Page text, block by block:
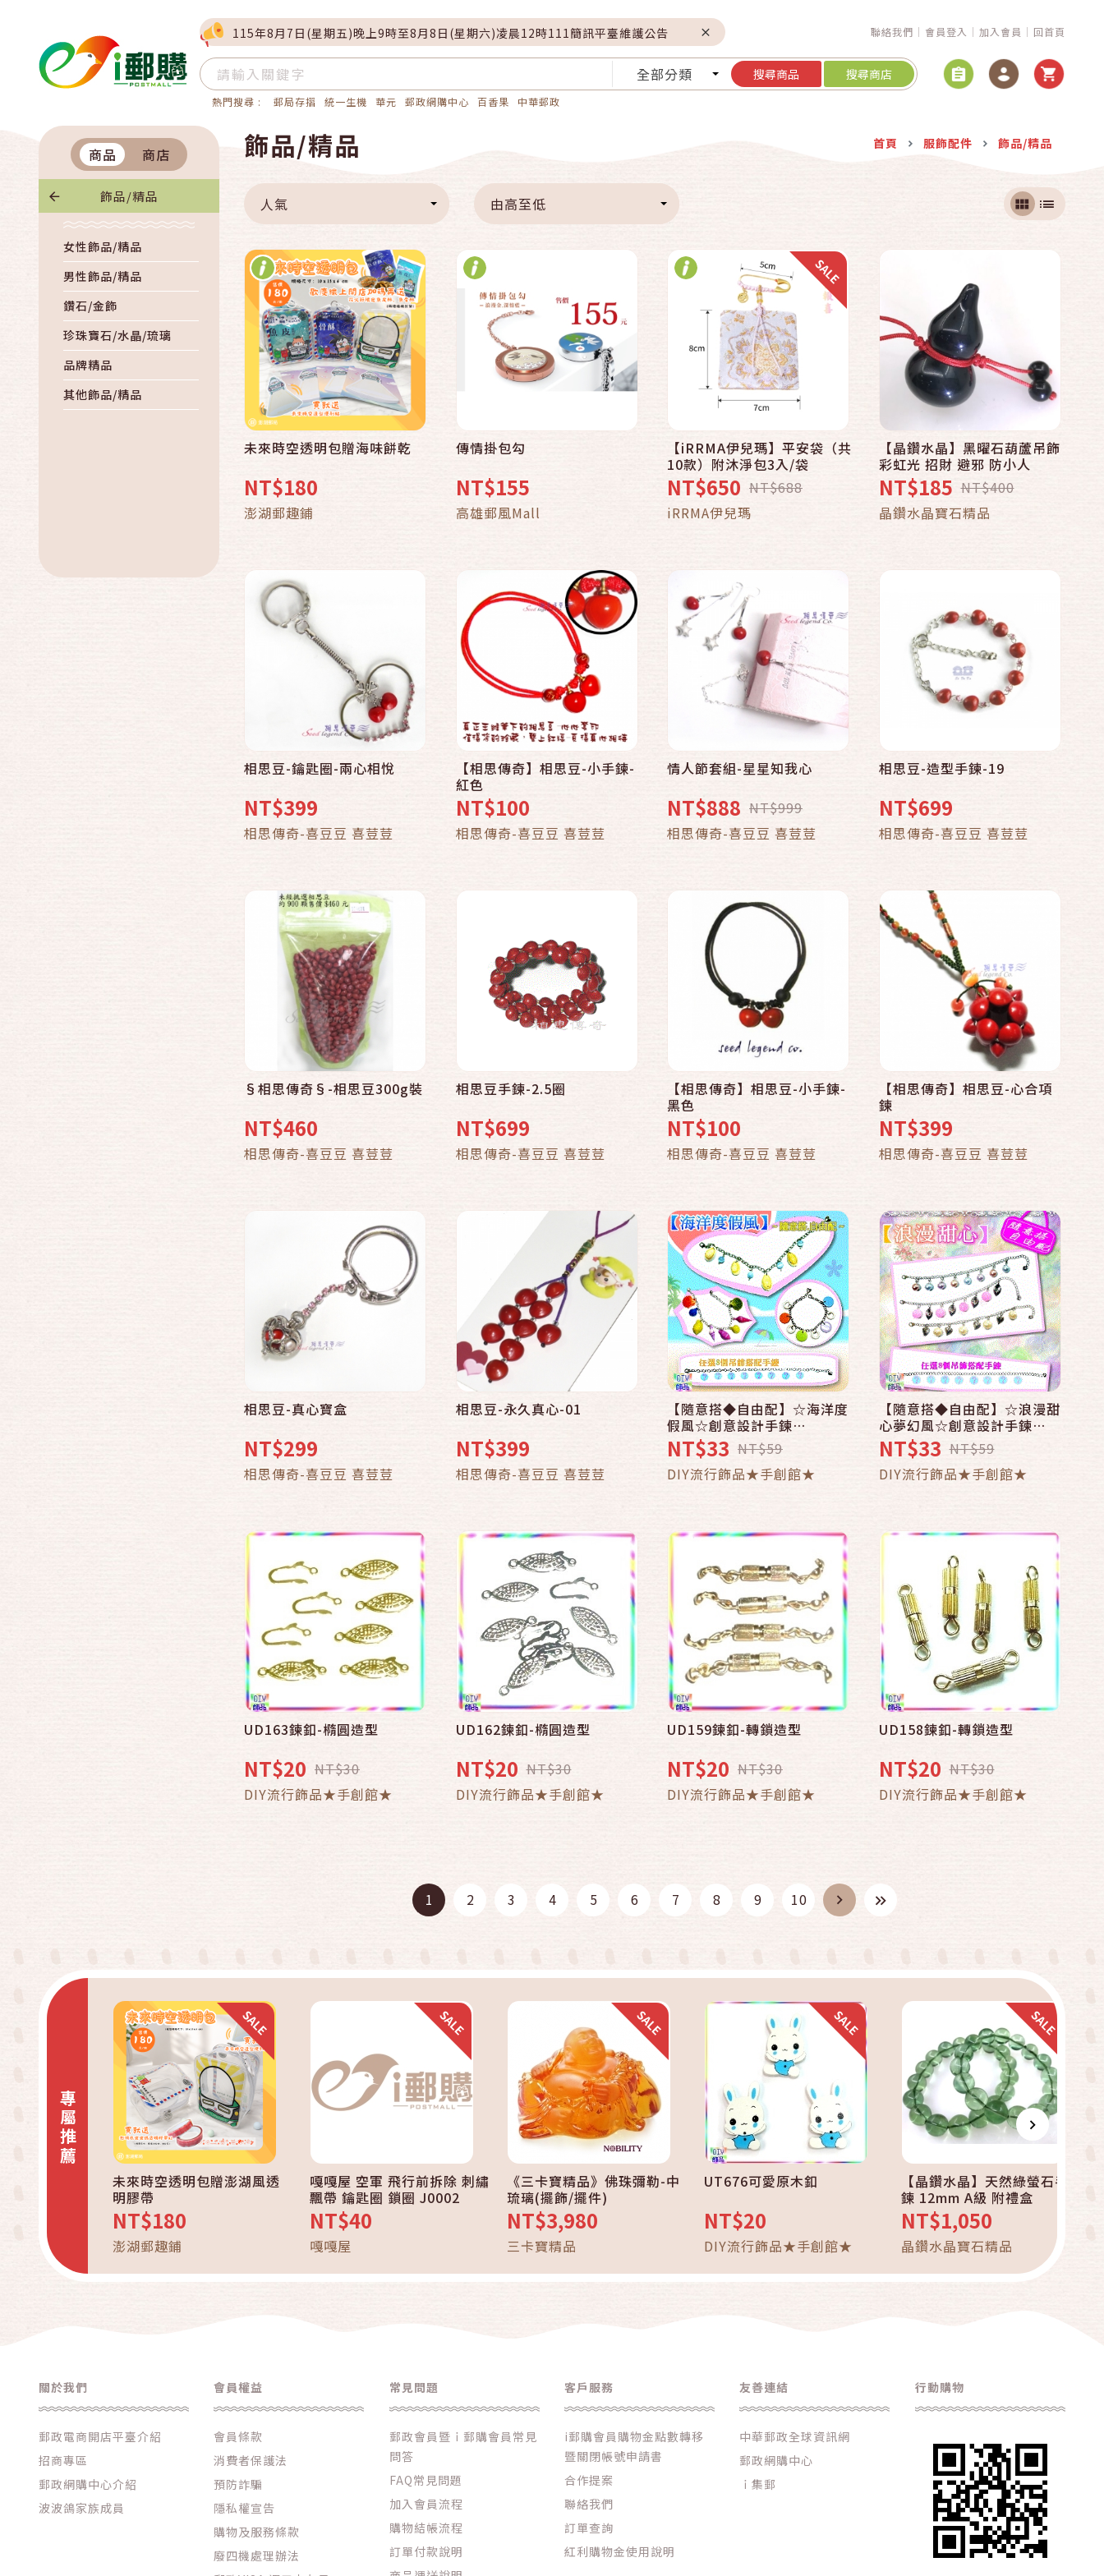
115年8月7日(星期五)晚上9時至8月8日(星期六)凌晨12時111簡訊平臺維護公告 聯絡我們 會員登入 加入會員 回首頁
全部分類 搜尋商品 搜尋商店
熱門搜尋 : 郵局存摺 統一生機 華元 郵政網購中心 百香果 中華郵政
商品 商店
飾品/精品
女性飾品/精品
男性飾品/精品
鑽石/金飾
珍珠寶石/水晶/琉璃
品牌精品
其他飾品/精品
飾品/精品 首頁 服飾配件 飾品/精品
人氣 由高至低
快速結帳
未來時空透明包贈海味餅乾
NT$180
澎湖郵趣鋪
傳情掛包勾
NT$155
高雄郵風Mall
【iRRMA伊兒瑪】平安袋（共
10款）附沐淨包3入/袋
NT$650 NT$688
iRRMA伊兒瑪
快速結帳
加入購物車
【晶鑽水晶】黑曜石葫蘆吊飾
彩虹光 招財 避邪 防小人
NT$185 NT$400
晶鑽水晶寶石精品
快速結帳
加入購物車
相思豆-鑰匙圈-兩心相悅
NT$399
相思傳奇-喜豆豆 喜荳荳
快速結帳
加入購物車
【相思傳奇】相思豆-小手鍊-
紅色
NT$100
相思傳奇-喜豆豆 喜荳荳
快速結帳
加入購物車
情人節套組-星星知我心
NT$888 NT$999
相思傳奇-喜豆豆 喜荳荳
快速結帳
加入購物車
相思豆-造型手鍊-19
NT$699
相思傳奇-喜豆豆 喜荳荳
快速結帳
加入購物車
§相思傳奇§-相思豆300g裝
NT$460
相思傳奇-喜豆豆 喜荳荳
快速結帳
加入購物車
相思豆手鍊-2.5圈
NT$699
相思傳奇-喜豆豆 喜荳荳
快速結帳
加入購物車
【相思傳奇】相思豆-小手鍊-
黑色
NT$100
相思傳奇-喜豆豆 喜荳荳
快速結帳
加入購物車
【相思傳奇】相思豆-心合項
鍊
NT$399
相思傳奇-喜豆豆 喜荳荳
快速結帳
加入購物車
相思豆-真心寶盒
NT$299
相思傳奇-喜豆豆 喜荳荳
快速結帳
加入購物車
相思豆-永久真心-01
NT$399
相思傳奇-喜豆豆 喜荳荳
快速結帳
加入購物車
【隨意搭◆自由配】☆海洋度
假風☆創意設計手鍊
DIY$33★《數十款小吊飾任
選搭配》
NT$33 NT$59
DIY流行飾品★手創館★
快速結帳
加入購物車
【隨意搭◆自由配】☆浪漫甜
心夢幻風☆創意設計手鍊
DIY$33★《數十款小吊飾任
選搭配》
NT$33 NT$59
DIY流行飾品★手創館★
快速結帳
加入購物車
UD163鍊釦-橢圓造型
NT$20 NT$30
DIY流行飾品★手創館★
快速結帳
加入購物車
UD162鍊釦-橢圓造型
NT$20 NT$30
DIY流行飾品★手創館★
快速結帳
加入購物車
UD159鍊釦-轉鎖造型
NT$20 NT$30
DIY流行飾品★手創館★
快速結帳
加入購物車
UD158鍊釦-轉鎖造型
NT$20 NT$30
DIY流行飾品★手創館★
1 2 3 4 5 6 7 8 9 10
專屬推薦
未來時空透明包贈澎湖風透
明膠帶
NT$180
澎湖郵趣鋪
快速結帳
嘎嘎屋 空軍 飛行前拆除 刺繡
飄帶 鑰匙圈 鎖圈 J0002
NT$40
嘎嘎屋
快速結帳
《三卡寶精品》佛珠彌勒-中
琉璃(擺飾/擺件)
NT$3,980
三卡寶精品
快速結帳
UT676可愛原木釦
NT$20
DIY流行飾品★手創館★
【晶鑽水晶】天然綠螢石手
鍊 12mm A級 附禮盒
NT$1,050
晶鑽水晶寶石精品
關於我們
郵政電商開店平臺介紹
招商專區
郵政網購中心介紹
波波鴿家族成員
會員權益
會員條款
消費者保護法
預防詐騙
隱私權宣告
購物及服務條款
廢四機處理辦法
常見問題
郵政會員暨ｉ郵購會員常見
問答
FAQ常見問題
加入會員流程
購物結帳流程
訂單付款說明
客戶服務
i郵購會員購物金點數轉移
暨關閉帳號申請書
合作提案
聯絡我們
訂單查詢
紅利購物金使用說明
友善連結
中華郵政全球資訊網
郵政網購中心
ｉ集郵
行動購物